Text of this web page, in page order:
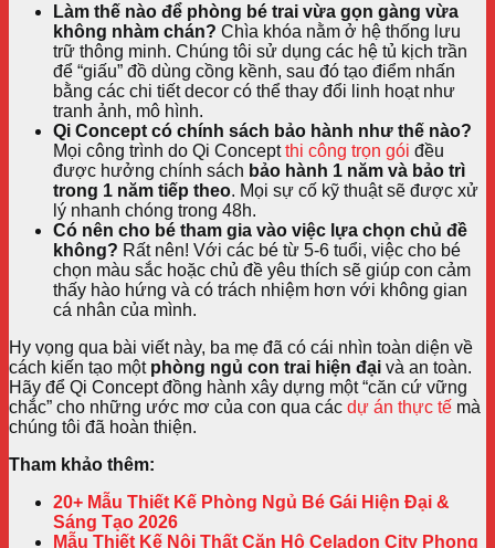
Làm thế nào để phòng bé trai vừa gọn gàng vừa
không nhàm chán? Chìa khóa nằm ở hệ thống lưu
trữ thông minh. Chúng tôi sử dụng các hệ tủ kịch trần
để “giấu” đồ dùng cồng kềnh, sau đó tạo điểm nhấn
bằng các chi tiết decor có thể thay đổi linh hoạt như
tranh ảnh, mô hình.
Qi Concept có chính sách bảo hành như thế nào?
Mọi công trình do Qi Conceptthi công trọn gói đều
được hưởng chính sách bảo hành 1 năm và bảo trì
trong 1 năm tiếp theo. Mọi sự cố kỹ thuật sẽ được xử
lý nhanh chóng trong 48h.
Có nên cho bé tham gia vào việc lựa chọn chủ đề
không? Rất nên! Với các bé từ 5-6 tuổi, việc cho bé
chọn màu sắc hoặc chủ đề yêu thích sẽ giúp con cảm
thấy hào hứng và có trách nhiệm hơn với không gian
cá nhân của mình.
Hy vọng qua bài viết này, ba mẹ đã có cái nhìn toàn diện về
cách kiến tạo một phòng ngủ con trai hiện đại và an toàn.
Hãy để Qi Concept đồng hành xây dựng một “căn cứ vững
chắc” cho những ước mơ của con qua các dự án thực tế mà
chúng tôi đã hoàn thiện.
Tham khảo thêm:
20+ Mẫu Thiết Kế Phòng Ngủ Bé Gái Hiện Đại &
Sáng Tạo 2026
Mẫu Thiết Kế Nội Thất Căn Hộ Celadon City Phong